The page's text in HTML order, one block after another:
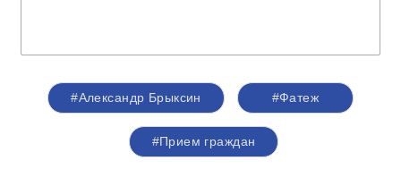
#Александр Брыксин #Фатеж
#Прием граждан